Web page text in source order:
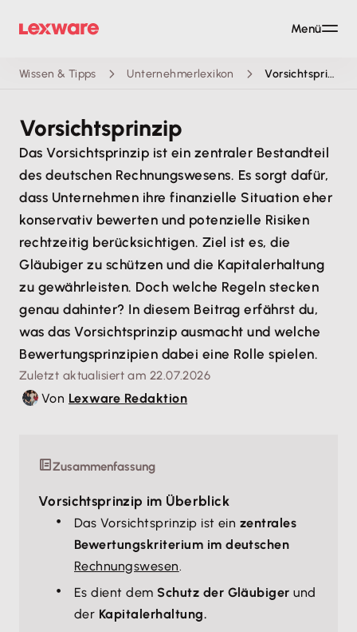
Wissen & Tipps Unternehmerlexikon Vorsichtsprinzip
Vorsichtsprinzip
Das Vorsichtsprinzip ist ein zentraler Bestandteil
des deutschen Rechnungswesens. Es sorgt dafür,
dass Unternehmen ihre finanzielle Situation eher
konservativ bewerten und potenzielle Risiken
rechtzeitig berücksichtigen. Ziel ist es, die
Gläubiger zu schützen und die Kapitalerhaltung
zu gewährleisten. Doch welche Regeln stecken
genau dahinter? In diesem Beitrag erfährst du,
was das Vorsichtsprinzip ausmacht und welche
Bewertungsprinzipien dabei eine Rolle spielen.
Zuletzt aktualisiert am 22.07.2026
Von Lexware Redaktion
Zusammenfassung
Vorsichtsprinzip im Überblick
Das Vorsichtsprinzip ist ein zentrales
Bewertungskriterium im deutschen
Rechnungswesen.
Es dient demSchutz der Gläubiger und
der Kapitalerhaltung.
Menü